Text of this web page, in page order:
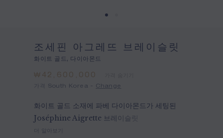
조세핀 아그레뜨 브레이슬릿
화이트 골드, 다이아몬드
₩42,600,000
가격 South Korea - Change
화이트 골드 소재에 파베 다이아몬드가 세팅된
Joséphine Aigrette 브레이슬릿
더 알아보기